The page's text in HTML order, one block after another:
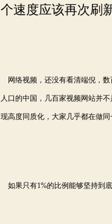
个速度应该再次刷
网络视频，还没有看清端倪，数
人口的中国，几百家视频网站并
现高度同质化，大家几乎都在做
如果只有1%的比例能够坚持到